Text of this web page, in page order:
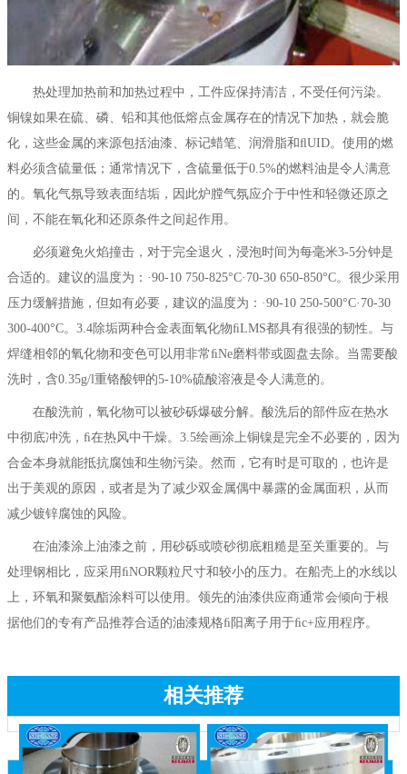
热处理加热前和加热过程中，工件应保持清洁，不受任何污染。
铜镍如果在硫、磷、铅和其他低熔点金属存在的情况下加热，就会脆
化，这些金属的来源包括油漆、标记蜡笔、润滑脂和ﬂUID。使用的燃
料必须含硫量低；通常情况下，含硫量低于0.5%的燃料油是令人满意
的。氧化气氛导致表面结垢，因此炉膛气氛应介于中性和轻微还原之
间，不能在氧化和还原条件之间起作用。
必须避免火焰撞击，对于完全退火，浸泡时间为每毫米3-5分钟是
合适的。建议的温度为：·90-10 750-825°C·70-30 650-850°C。很少采用
压力缓解措施，但如有必要，建议的温度为：·90-10 250-500°C·70-30
300-400°C。3.4除垢两种合金表面氧化物ﬁLMS都具有很强的韧性。与
焊缝相邻的氧化物和变色可以用非常ﬁNe磨料带或圆盘去除。当需要酸
洗时，含0.35g/l重铬酸钾的5-10%硫酸溶液是令人满意的。
在酸洗前，氧化物可以被砂砾爆破分解。酸洗后的部件应在热水
中彻底冲洗，ﬁ在热风中干燥。3.5绘画涂上铜镍是完全不必要的，因为
合金本身就能抵抗腐蚀和生物污染。然而，它有时是可取的，也许是
出于美观的原因，或者是为了减少双金属偶中暴露的金属面积，从而
减少镀锌腐蚀的风险。
在油漆涂上油漆之前，用砂砾或喷砂彻底粗糙是至关重要的。与
处理钢相比，应采用ﬁNOR颗粒尺寸和较小的压力。在船壳上的水线以
上，环氧和聚氨酯涂料可以使用。领先的油漆供应商通常会倾向于根
据他们的专有产品推荐合适的油漆规格ﬁ阳离子用于ﬁc+应用程序。
相关推荐